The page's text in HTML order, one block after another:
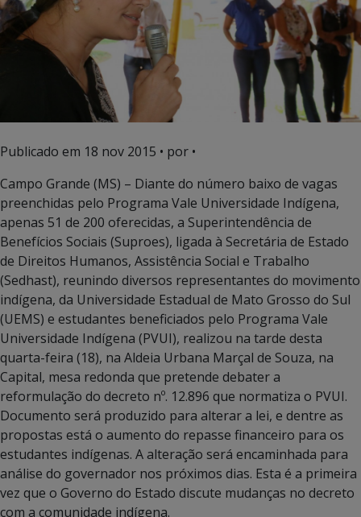
Publicado em 18 nov 2015 • por •
Campo Grande (MS) – Diante do número baixo de vagas
preenchidas pelo Programa Vale Universidade Indígena,
apenas 51 de 200 oferecidas, a Superintendência de
Benefícios Sociais (Suproes), ligada à Secretária de Estado
de Direitos Humanos, Assistência Social e Trabalho
(Sedhast), reunindo diversos representantes do movimento
indígena, da Universidade Estadual de Mato Grosso do Sul
(UEMS) e estudantes beneficiados pelo Programa Vale
Universidade Indígena (PVUI), realizou na tarde desta
quarta-feira (18), na Aldeia Urbana Marçal de Souza, na
Capital, mesa redonda que pretende debater a
reformulação do decreto nº. 12.896 que normatiza o PVUI.
Documento será produzido para alterar a lei, e dentre as
propostas está o aumento do repasse financeiro para os
estudantes indígenas. A alteração será encaminhada para
análise do governador nos próximos dias. Esta é a primeira
vez que o Governo do Estado discute mudanças no decreto
com a comunidade indígena.